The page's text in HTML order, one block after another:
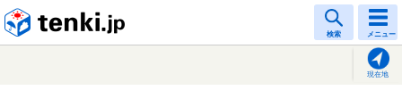
検索 メニュー
現在地